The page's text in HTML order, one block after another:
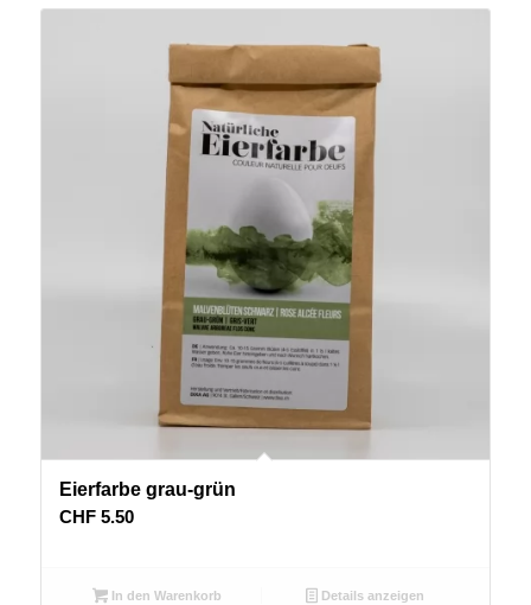
Eierfarbe grau-grün
CHF5.50
In den Warenkorb Details anzeigen